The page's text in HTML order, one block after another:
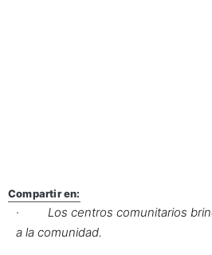
Compartir en:
· Los centros comunitarios
a la comunidad.